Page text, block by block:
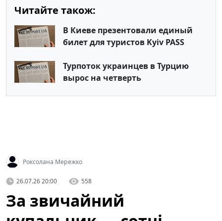
Читайте також:
В Киеве презентовали единый
билет для туристов Kyiv PASS
Турпоток украинцев в Турцию
вырос на четверть
Роксолана Мережко
26.07.26 20:00 558
За звичайний